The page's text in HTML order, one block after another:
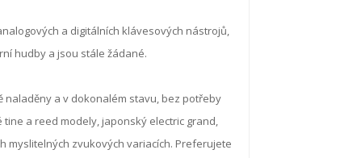
a digitálních klávesových nástrojů,
hudby a jsou stále žádané.
naladěny a v dokonalém stavu, bez potřeby
a reed modely, japonský electric grand,
myslitelných zvukových variacích. Preferujete